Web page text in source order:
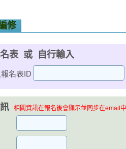
修
表 或 自行輸入
名表ID
相關資訊在報名後會顯示並同步在email